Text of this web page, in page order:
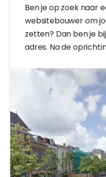
Ben je op zoek naar
websitebouwer om
zetten? Dan ben je
adres. Na de
achter de